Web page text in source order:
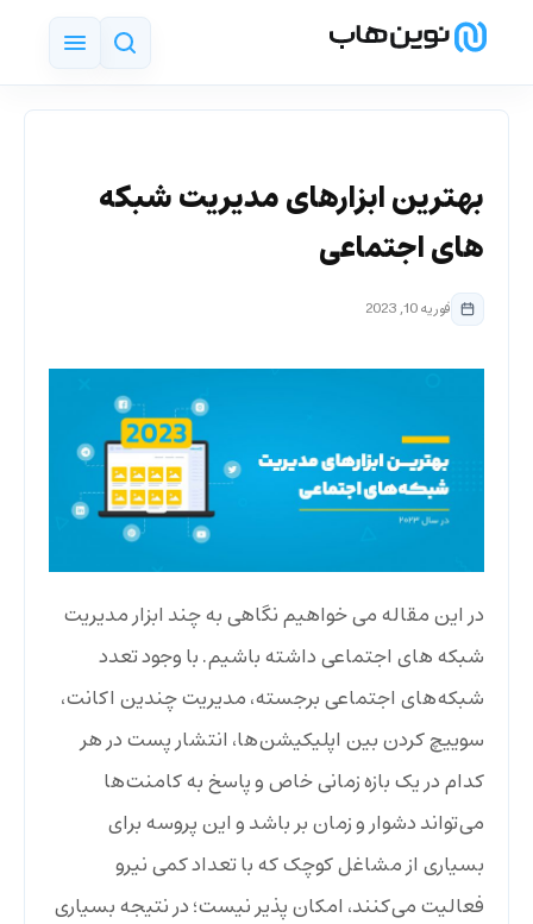
بهترین ابزارهای مدیریت شبکه
های اجتماعی
فوریه 10, 2023
در این مقاله می خواهیم نگاهی به چند ابزار مدیریت
شبکه های اجتماعی داشته باشیم. با وجود تعدد
شبکه‌های اجتماعی برجسته،‌ مدیریت چندین اکانت،
سوییچ کردن بین اپلیکیشن‌ها، انتشار پست در هر
کدام در یک بازه زمانی خاص و پاسخ به کامنت‌ها
می‌تواند دشوار و زمان بر باشد و این پروسه برای
بسیاری از مشاغل کوچک که با تعداد کمی نیرو
فعالیت می‌کنند،‌ امکان پذیر نیست؛ در نتیجه بسیاری